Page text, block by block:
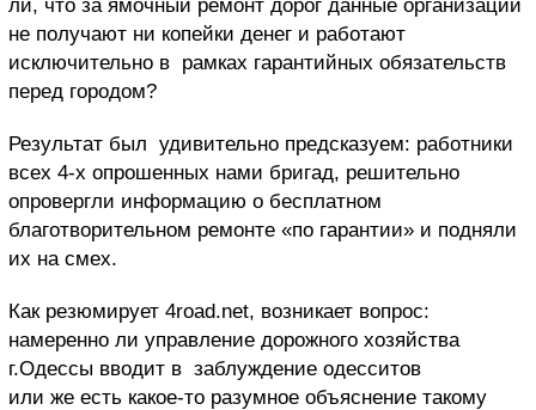
ли, что за ямочный ремонт дорог данные организации
не получают ни копейки денег и работают
исключительно в рамках гарантийных обязательств
перед городом?
Результат был удивительно предсказуем: работники
всех 4-х опрошенных нами бригад, решительно
опровергли информацию о бесплатном
благотворительном ремонте «по гарантии» и подняли
их на смех.
Как резюмирует 4road.net, возникает вопрос:
намеренно ли управление дорожного хозяйства
г.Одессы вводит в заблуждение одесситов
или же есть какое-то разумное объяснение такому